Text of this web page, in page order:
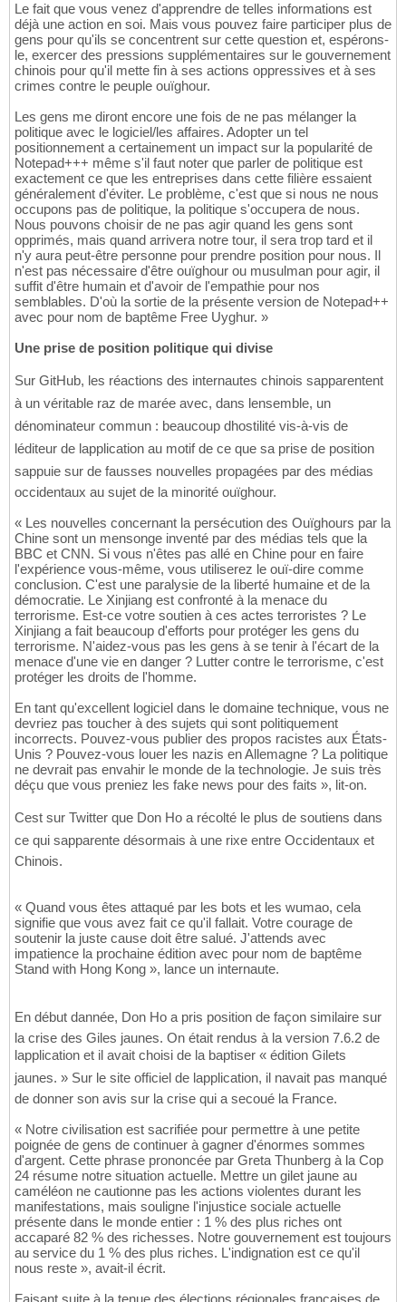
Le fait que vous venez d'apprendre de telles informations est
déjà une action en soi. Mais vous pouvez faire participer plus de
gens pour qu'ils se concentrent sur cette question et, espérons-
le, exercer des pressions supplémentaires sur le gouvernement
chinois pour qu'il mette fin à ses actions oppressives et à ses
crimes contre le peuple ouïghour.
Les gens me diront encore une fois de ne pas mélanger la
politique avec le logiciel/les affaires. Adopter un tel
positionnement a certainement un impact sur la popularité de
Notepad+++ même s'il faut noter que parler de politique est
exactement ce que les entreprises dans cette filière essaient
généralement d'éviter. Le problème, c'est que si nous ne nous
occupons pas de politique, la politique s'occupera de nous.
Nous pouvons choisir de ne pas agir quand les gens sont
opprimés, mais quand arrivera notre tour, il sera trop tard et il
n'y aura peut-être personne pour prendre position pour nous. Il
n'est pas nécessaire d'être ouïghour ou musulman pour agir, il
suffit d'être humain et d'avoir de l'empathie pour nos
semblables. D'où la sortie de la présente version de Notepad++
avec pour nom de baptême Free Uyghur. »
Une prise de position politique qui divise
Sur GitHub, les réactions des internautes chinois sapparentent
à un véritable raz de marée avec, dans lensemble, un
dénominateur commun : beaucoup dhostilité vis-à-vis de
léditeur de lapplication au motif de ce que sa prise de position
sappuie sur de fausses nouvelles propagées par des médias
occidentaux au sujet de la minorité ouïghour.
« Les nouvelles concernant la persécution des Ouïghours par la
Chine sont un mensonge inventé par des médias tels que la
BBC et CNN. Si vous n'êtes pas allé en Chine pour en faire
l'expérience vous-même, vous utiliserez le ouï-dire comme
conclusion. C'est une paralysie de la liberté humaine et de la
démocratie. Le Xinjiang est confronté à la menace du
terrorisme. Est-ce votre soutien à ces actes terroristes ? Le
Xinjiang a fait beaucoup d'efforts pour protéger les gens du
terrorisme. N'aidez-vous pas les gens à se tenir à l'écart de la
menace d'une vie en danger ? Lutter contre le terrorisme, c'est
protéger les droits de l'homme.
En tant qu'excellent logiciel dans le domaine technique, vous ne
devriez pas toucher à des sujets qui sont politiquement
incorrects. Pouvez-vous publier des propos racistes aux États-
Unis ? Pouvez-vous louer les nazis en Allemagne ? La politique
ne devrait pas envahir le monde de la technologie. Je suis très
déçu que vous preniez les fake news pour des faits », lit-on.
Cest sur Twitter que Don Ho a récolté le plus de soutiens dans
ce qui sapparente désormais à une rixe entre Occidentaux et
Chinois.
« Quand vous êtes attaqué par les bots et les wumao, cela
signifie que vous avez fait ce qu'il fallait. Votre courage de
soutenir la juste cause doit être salué. J'attends avec
impatience la prochaine édition avec pour nom de baptême
Stand with Hong Kong », lance un internaute.
En début dannée, Don Ho a pris position de façon similaire sur
la crise des Giles jaunes. On était rendus à la version 7.6.2 de
lapplication et il avait choisi de la baptiser « édition Gilets
jaunes. » Sur le site officiel de lapplication, il navait pas manqué
de donner son avis sur la crise qui a secoué la France.
« Notre civilisation est sacrifiée pour permettre à une petite
poignée de gens de continuer à gagner d'énormes sommes
d'argent. Cette phrase prononcée par Greta Thunberg à la Cop
24 résume notre situation actuelle. Mettre un gilet jaune au
caméléon ne cautionne pas les actions violentes durant les
manifestations, mais souligne l'injustice sociale actuelle
présente dans le monde entier : 1 % des plus riches ont
accaparé 82 % des richesses. Notre gouvernement est toujours
au service du 1 % des plus riches. L'indignation est ce qu'il
nous reste », avait-il écrit.